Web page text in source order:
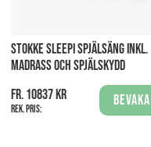
STOKKE SLEEPI SPJÄLSÄNG INKL.
MADRASS OCH SPJÄLSKYDD
fr. 10837 kr
Rek. pris:
Bevaka